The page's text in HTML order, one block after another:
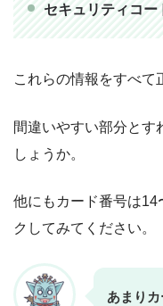
セキュリティコー
これらの情報をすべて
間違いやすい部分とす
しょうか。
他にもカード番号は14
クしてみてください。
あまり